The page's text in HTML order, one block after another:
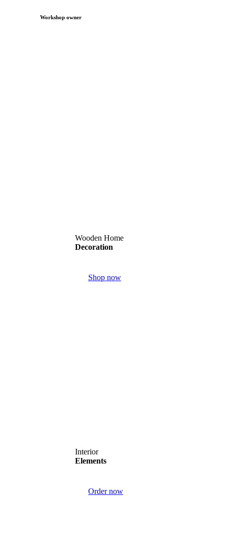
Workshop owner
Wooden Home
Decoration
Shop now
Interior
Elements
Order now